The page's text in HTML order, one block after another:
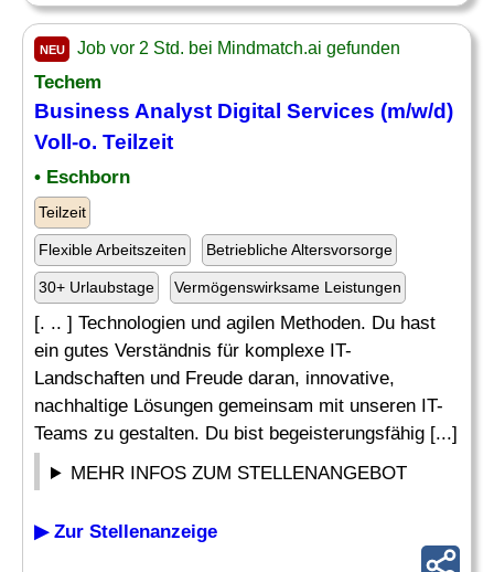
NEU Job vor 2 Std. bei Mindmatch.ai gefunden
Techem
Business Analyst Digital Services (m/w/d)
Voll-o. Teilzeit
• Eschborn
Teilzeit
Flexible Arbeitszeiten Betriebliche Altersvorsorge
30+ Urlaubstage Vermögenswirksame Leistungen
[. .. ] Technologien und agilen Methoden. Du hast
ein gutes Verständnis für komplexe IT-
Landschaften und Freude daran, innovative,
nachhaltige Lösungen gemeinsam mit unseren IT-
Teams zu gestalten. Du bist begeisterungsfähig [...]
MEHR INFOS ZUM STELLENANGEBOT
▶ Zur Stellenanzeige